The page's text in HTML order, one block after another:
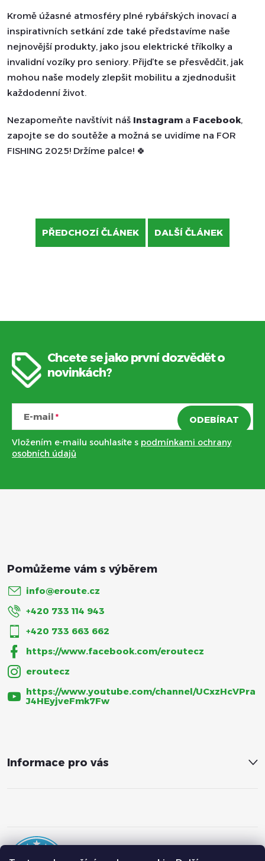
Kromě úžasné atmosféry plné rybářských inovací a
inspirativních setkání zde také představíme naše
nejnovější produkty, jako jsou elektrické tříkolky a
invalidní vozíky pro seniory. Přijďte se přesvědčit, jak
mohou naše modely zlepšit mobilitu a zjednodušit
každodenní život.
Nezapomeňte navštívit náš Instagram a Facebook,
zapojte se do soutěže a možná se uvidíme na FOR
FISHING 2025! Držíme palce! 🍀
PŘEDCHOZÍ ČLÁNEK DALŠÍ ČLÁNEK
Z
á
p
a
t
Chcete se jako první dozvědět o
novinkách?
E-mail
Vložením e-mailu souhlasíte s podmínkami ochrany
osobních údajů
ODEBÍRAT
info@eroute.cz
+420 733 114 943
+420 733 663 662
https://www.facebook.com/eroutecz
eroutecz
https://www.youtube.com/channel/UCxzHcVPra
J4HEyjveFmk7Fw
Informace pro vás